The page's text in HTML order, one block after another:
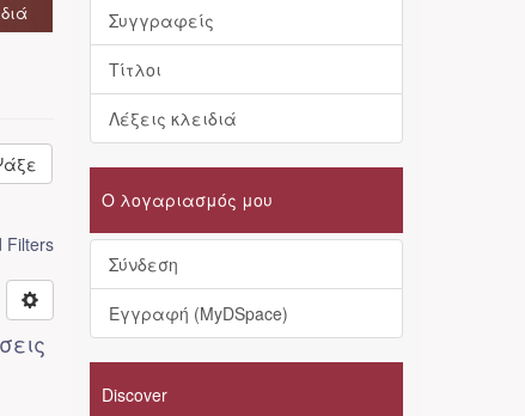
Filters
Συγγραφείς
Τίτλοι
Λέξεις κλειδιά
Ο λογαριασμός μου
Σύνδεση
Εγγραφή (MyDSpace)
Discover